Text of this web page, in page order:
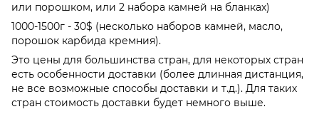
или порошком, или 2 набора камней на бланках)
1000-1500г - 30$ (несколько наборов камней, масло,
порошок карбида кремния).
Это цены для большинства стран, для некоторых стран
есть особенности доставки (более длинная дистанция,
не все возможные способы доставки и т.д.). Для таких
стран стоимость доставки будет немного выше.